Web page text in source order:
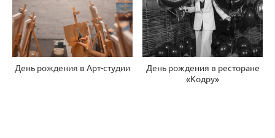
День рождения в Арт-студии
День рождения в ресторане
«Кодру»